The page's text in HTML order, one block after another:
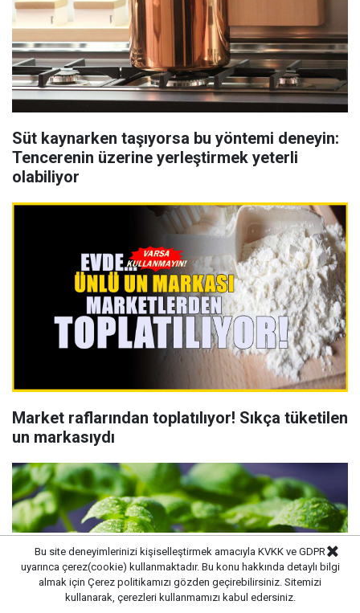
Süt kaynarken taşıyorsa bu yöntemi deneyin:
Tencerenin üzerine yerleştirmek yeterli
olabiliyor
Market raflarından toplatılıyor! Sıkça tüketilen
un markasıydı
Bu site deneyimlerinizi kişiselleştirmek amacıyla KVKK ve GDPR
uyarınca çerez(cookie) kullanmaktadır. Bu konu hakkında detaylı bilgi
almak için Çerez politikamızı gözden geçirebilirsiniz. Sitemizi
kullanarak, çerezleri kullanmamızı kabul edersiniz.